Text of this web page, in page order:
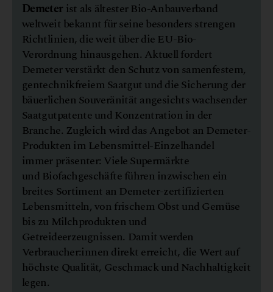
Demeter ist als ältester Bio-Anbauverband
weltweit bekannt für seine besonders strengen
Richtlinien, die weit über die EU-Bio-
Verordnung hinausgehen. Aktuell fordert
Demeter verstärkt den Schutz von samenfestem,
gentechnikfreiem Saatgut und die Sicherung der
bäuerlichen Souveränität angesichts wachsender
Saatgutpatente und Konzentration in der
Branche. Zugleich wird das Angebot an Demeter-
Produkten im Lebensmittel-Einzelhandel
immer präsenter: Viele Supermärkte
und Biofachgeschäfte führen inzwischen ein
breites Sortiment an Demeter-zertifizierten
Lebensmitteln, von frischem Obst und Gemüse
bis zu Milchprodukten und
Getreideerzeugnissen. Damit werden
Verbraucher:innen direkt erreicht, die Wert auf
höchste Qualität, Geschmack und Nachhaltigkeit
legen.